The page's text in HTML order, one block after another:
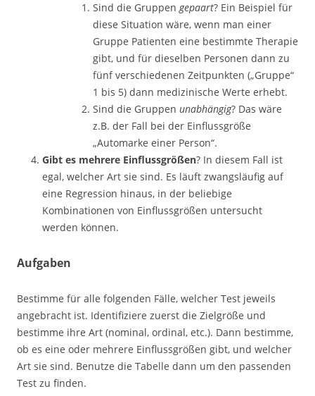
Sind die Gruppengepaart? Ein Beispiel für
diese Situation wäre, wenn man einer
Gruppe Patienten eine bestimmte Therapie
gibt, und für dieselben Personen dann zu
fünf verschiedenen Zeitpunkten („Gruppe“
1 bis 5) dann medizinische Werte erhebt.
Sind die Gruppen unabhängig? Das wäre
z.B. der Fall bei der Einflussgröße
„Automarke einer Person“.
Gibt es mehrere Einflussgrößen? In diesem Fall ist
egal, welcher Art sie sind. Es läuft zwangsläufig auf
eine Regression hinaus, in der beliebige
Kombinationen von Einflussgrößen untersucht
werden können.
Aufgaben
Bestimme für alle folgenden Fälle, welcher Test jeweils
angebracht ist. Identifiziere zuerst die Zielgröße und
bestimme ihre Art (nominal, ordinal, etc.). Dann bestimme,
ob es eine oder mehrere Einflussgrößen gibt, und welcher
Art sie sind. Benutze die Tabelle dann um den passenden
Test zu finden.